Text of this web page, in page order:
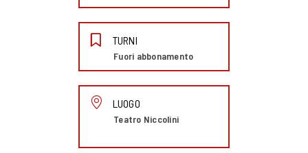
TURNI
Fuori abbonamento
LUOGO
Teatro Niccolini